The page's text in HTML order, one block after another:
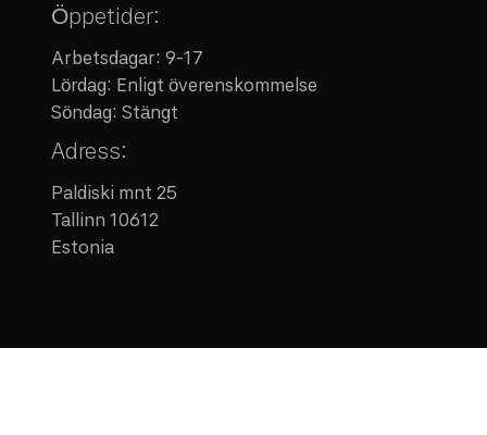
Öppetider:
Arbetsdagar: 9-17
Lördag: Enligt överenskommelse
Söndag: Stängt
Adress:
Paldiski mnt 25
Tallinn 10612
Estonia